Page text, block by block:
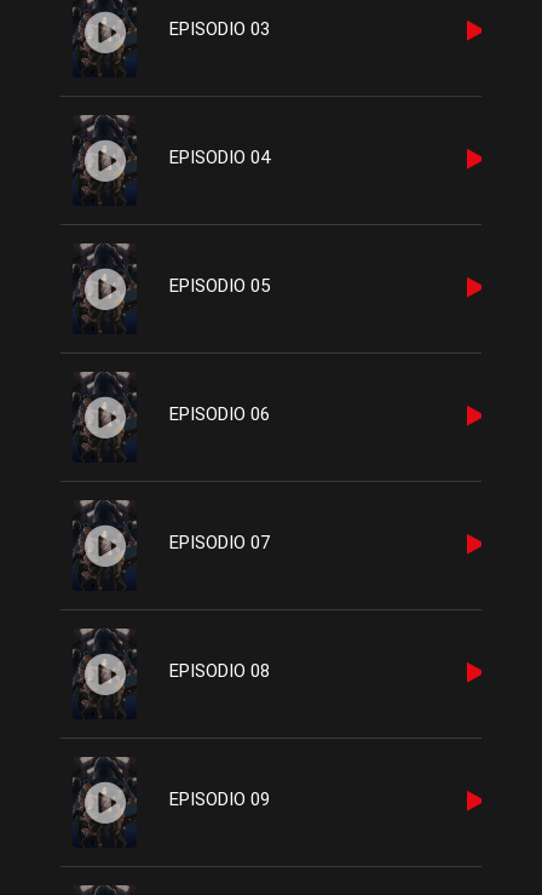
EPISODIO 03
EPISODIO 04
EPISODIO 05
EPISODIO 06
EPISODIO 07
EPISODIO 08
EPISODIO 09